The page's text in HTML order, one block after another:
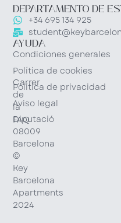
Carrer
de
la
Diputació
08009
Barcelona
©
Key
Barcelona
Apartments
2024
DEPARTAMENTO DE
+34 695 134 925
AYUDA
Condiciones generales
Política de cookies
Política de privacidad
Aviso legal
FAQ